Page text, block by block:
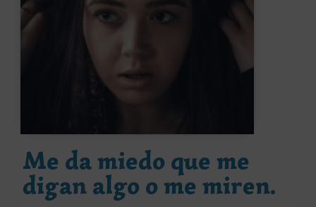
Me da miedo que me
digan algo o me miren.